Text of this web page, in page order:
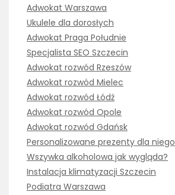
Adwokat Warszawa
Ukulele dla dorosłych
Adwokat Praga Południe
Specjalista SEO Szczecin
Adwokat rozwód Rzeszów
Adwokat rozwód Mielec
Adwokat rozwód Łódź
Adwokat rozwód Opole
Adwokat rozwód Gdańsk
Personalizowane prezenty dla niego
Wszywka alkoholowa jak wygląda?
Instalacja klimatyzacji Szczecin
Podiatra Warszawa